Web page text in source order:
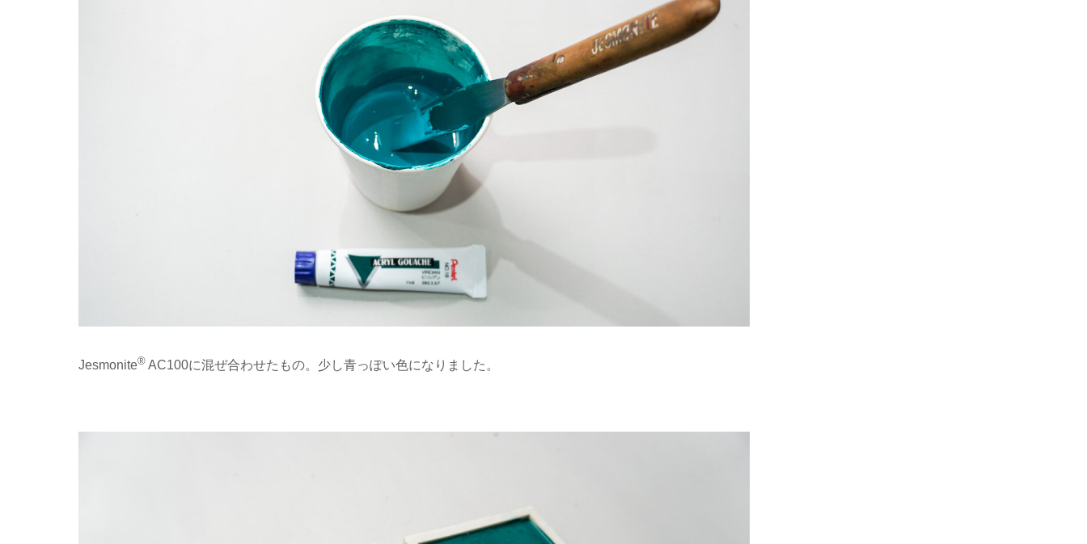
Jesmonite® AC100に混ぜ合わせたもの。少し青っぽい色になりました。